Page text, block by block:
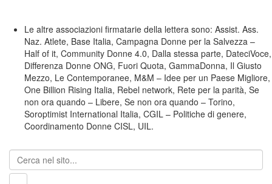
Le altre associazioni firmatarie della lettera sono: Assist. Ass.
Naz. Atlete, Base Italia, Campagna Donne per la Salvezza –
Half of it, Community Donne 4.0, Dalla stessa parte, DateciVoce,
Differenza Donne ONG, Fuori Quota, GammaDonna, Il Giusto
Mezzo, Le Contemporanee, M&M – Idee per un Paese Migliore,
One Billion Rising Italia, Rebel network, Rete per la parità, Se
non ora quando – Libere, Se non ora quando – Torino,
Soroptimist International Italia, CGIL – Politiche di genere,
Coordinamento Donne CISL, UIL.